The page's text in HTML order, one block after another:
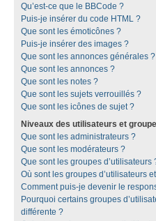
Qu’est-ce que le BBCode ?
Puis-je insérer du code HTML ?
Que sont les émoticônes ?
Puis-je insérer des images ?
Que sont les annonces générales ?
Que sont les annonces ?
Que sont les notes ?
Que sont les sujets verrouillés ?
Que sont les icônes de sujet ?
Niveaux des utilisateurs et
Que sont les administrateurs ?
Que sont les modérateurs ?
Que sont les groupes d’utilisateurs
Où sont les groupes d’utilisateurs
Comment puis-je devenir le
Pourquoi certains groupes
différente ?